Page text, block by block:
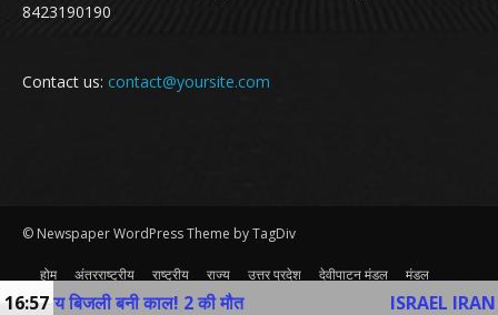
8423190190
Contact us: contact@yoursite.com
© Newspaper WordPress Theme by TagDiv
होम अंतरराष्ट्रीय राष्ट्रीय राज्य उत्तर प्रदेश देवीपाटन मंडल
मंडल
व्यापार
खेल अन्य Contact Us
बिजली बनी काल! 2 की मौत ISRAEL IRAN
16:57